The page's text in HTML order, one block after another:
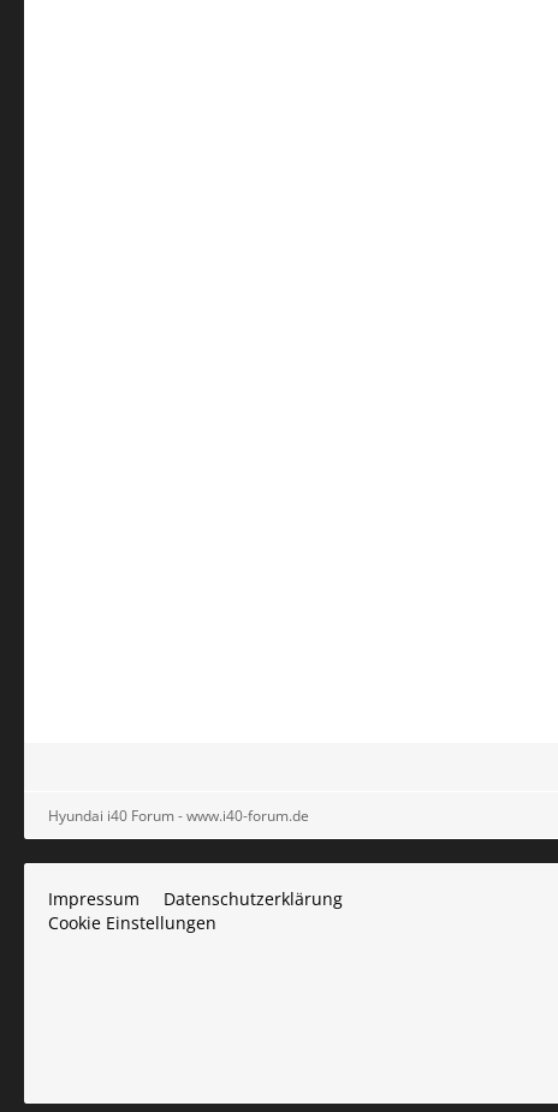
Hyundai i40 Forum - www.i40-forum.de
Impressum
Datenschutzerklärung
Cookie Einstellungen